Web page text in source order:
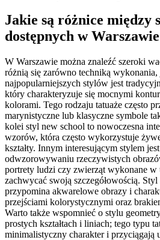
Jakie są różnice między
dostępnych w Warszawie
W Warszawie można znaleźć szeroki
różnią się zarówno techniką
najpopularniejszych stylów jest
który charakteryzuje się mocnymi
kolorami. Tego rodzaju tatuaże często
marynistyczne lub klasyczne symbole
kolei styl new school to nowoczesna
wzorów, która często wykorzystuje
kształty. Innym interesującym stylem
odwzorowywaniu rzeczywistych
portrety ludzi czy zwierząt wykonane w
zachwycać swoją szczegółowością.
przypomina akwarelowe obrazy i
przejściami kolorystycznymi oraz
Warto także wspomnieć o stylu
prostych kształtach i liniach; tego typu
minimalistyczny charakter i przyciągają